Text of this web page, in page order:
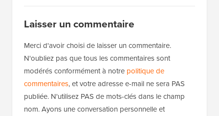
Laisser un commentaire
Merci d'avoir choisi de laisser un commentaire.
N'oubliez pas que tous les commentaires sont
modérés conformément à notre politique de
commentaires, et votre adresse e-mail ne sera PAS
publiée. N'utilisez PAS de mots-clés dans le champ
nom. Ayons une conversation personnelle et